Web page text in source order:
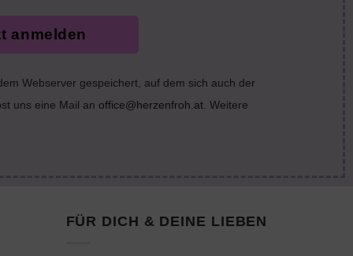
anmelden
Webserver gespeichert, auf dem sich auch der
uns eine Mail an office@herzenfroh.at . Weitere
FÜR DICH & DEINE LIEBEN